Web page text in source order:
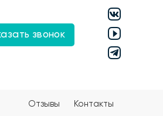
звонок
Отзывы Контакты